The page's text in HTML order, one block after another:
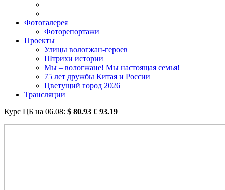
Фотогалерея
Фоторепортажи
Проекты
Улицы вологжан-героев
Штрихи истории
Мы – вологжане! Мы настоящая семья!
75 лет дружбы Китая и России
Цветущий город 2026
Трансляции
Курс ЦБ на 06.08: $ 80.93 € 93.19